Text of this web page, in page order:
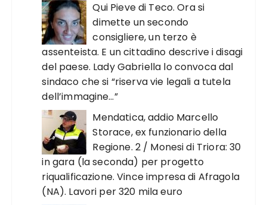
Qui Pieve di Teco. Ora si
dimette un secondo
consigliere, un terzo è
assenteista. E un cittadino descrive i disagi
del paese. Lady Gabriella lo convoca dal
sindaco che si “riserva vie legali a tutela
dell’immagine…”
Mendatica, addio Marcello
Storace, ex funzionario della
Regione. 2 / Monesi di Triora: 30
in gara (la seconda) per progetto
riqualificazione. Vince impresa di Afragola
(NA). Lavori per 320 mila euro